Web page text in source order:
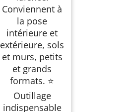
Conviennent à
la pose
intérieure et
extérieure, sols
et murs, petits
et grands
formats. ⭐
Outillage
indispensable